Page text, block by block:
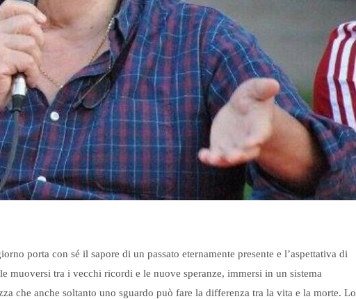
porta con sé il sapore di un passato eternamente presente e l’aspettativa di
muoversi tra i vecchi ricordi e le nuove speranze, immersi in un sistema
che anche soltanto uno sguardo può fare la differenza tra la vita e la morte. Lo